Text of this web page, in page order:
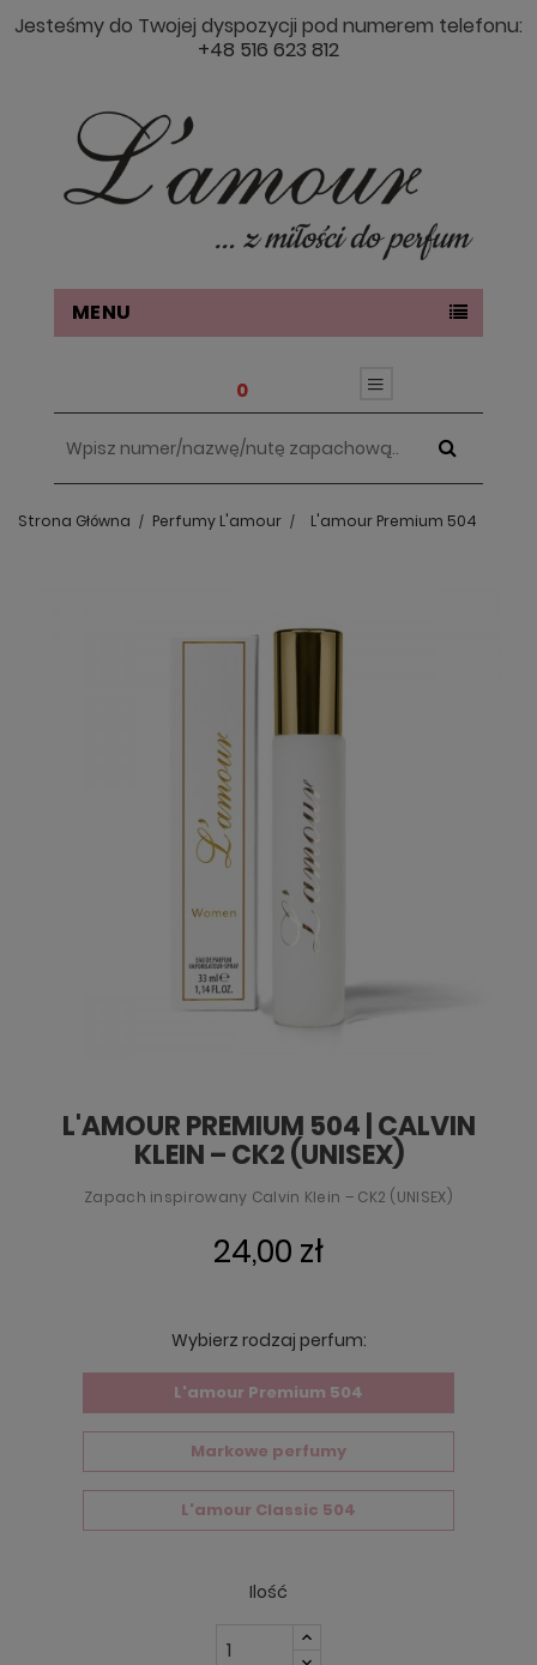
Jesteśmy do Twojej dyspozycji pod numerem telefonu:
+48 516 623 812
MENU
0
Strona Główna Perfumy L'amour L'amour Premium 504
L'AMOUR PREMIUM 504 | CALVIN
KLEIN – CK2 (UNISEX)
Zapach inspirowany Calvin Klein – CK2 (UNISEX)
24,00 zł
Wybierz rodzaj perfum:
L'amour Premium 504
Markowe perfumy
L'amour Classic 504
Ilość